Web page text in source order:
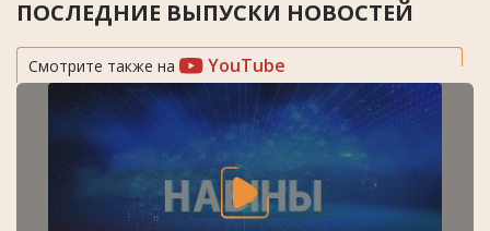
ПОСЛЕДНИЕ ВЫПУСКИ НОВОСТЕЙ
Смотрите также на YouTube